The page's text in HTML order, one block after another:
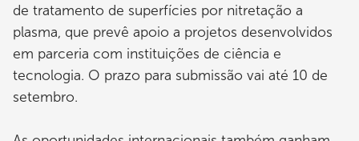
de tratamento de superfícies por nitretação a
plasma, que prevê apoio a projetos desenvolvidos
em parceria com instituições de ciência e
tecnologia. O prazo para submissão vai até 10 de
setembro.